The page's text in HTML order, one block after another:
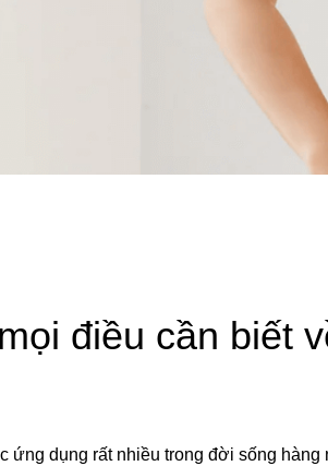
điều cần biết
dụng rất nhiều trong đời sống hàng